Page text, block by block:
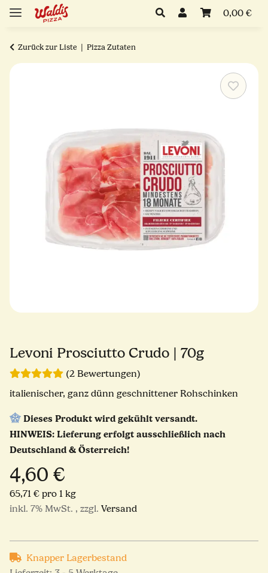
0,00 €
Zurück zur Liste Pizza Zutaten
Levoni Prosciutto Crudo | 70g
(2 Bewertungen)
italienischer, ganz dünn geschnittener Rohschinken
Dieses Produkt wird gekühlt versandt.
HINWEIS: Lieferung erfolgt ausschließlich nach
Deutschland & Österreich!
4,60 €
65,71 € pro 1 kg
inkl. 7% MwSt. , zzgl. Versand
Knapper Lagerbestand